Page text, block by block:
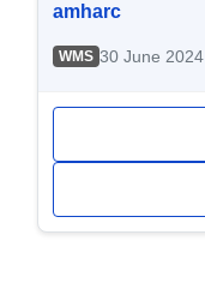
amharc
WMS 30 June 2024